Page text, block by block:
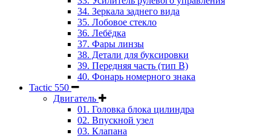
34. Зеркала заднего вида
35. Лобовое стекло
36. Лебёдка
37. Фары линзы
38. Детали для буксировки
39. Передняя часть (тип B)
40. Фонарь номерного знака
Tactic 550
Двигатель
01. Головка блока цилиндра
02. Впускной узел
03. Клапана